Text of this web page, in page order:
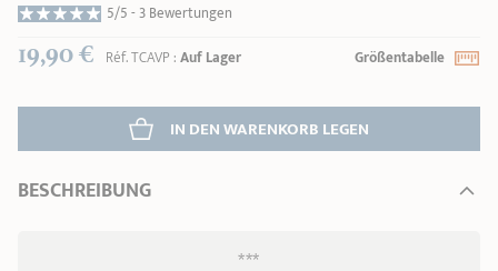
5/5 -3 Bewertungen
19,90 € Réf.TCAVP:Auf Lager Größentabelle
LEGEN
BESCHREIBUNG
***